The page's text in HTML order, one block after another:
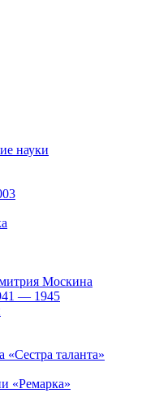
науки
Москина
— 1945
«Сестра таланта»
«Ремарка»